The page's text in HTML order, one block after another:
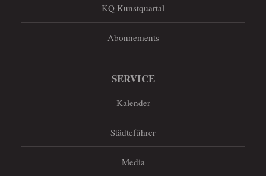
KQ Kunstquartal
Abonnements
SERVICE
Kalender
Städteführer
Media